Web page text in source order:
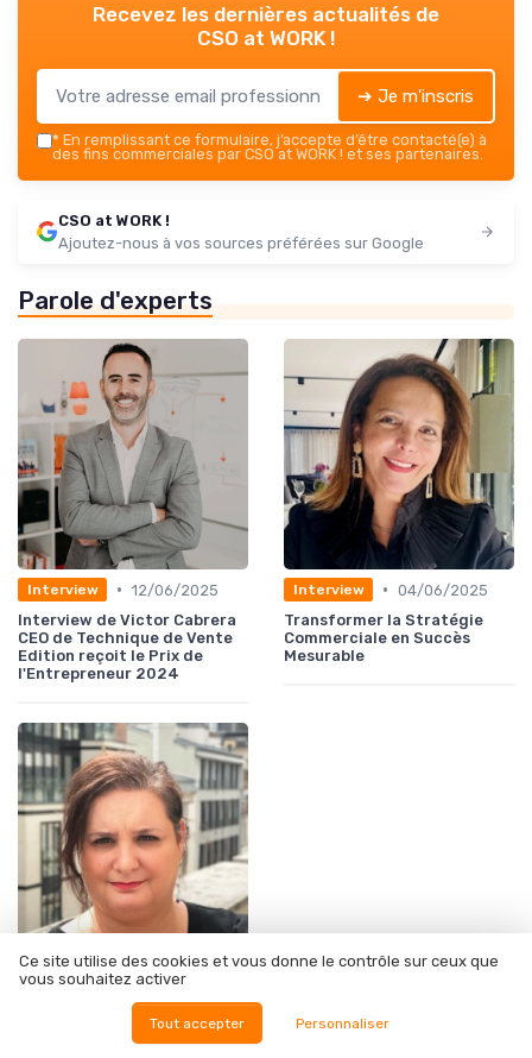
Recevez les dernières actualités de
CSO at WORK !
➔ Je m'inscris
* En remplissant ce formulaire, j’accepte d’être contacté(e) à
des fins commerciales par CSO at WORK ! et ses partenaires.
CSO at WORK !
Ajoutez-nous à vos sources préférées sur Google
Parole d'experts
Interview • 12/06/2025
Interview de Victor Cabrera
CEO de Technique de Vente
Edition reçoit le Prix de
l'Entrepreneur 2024
Interview • 04/06/2025
Transformer la Stratégie
Commerciale en Succès
Mesurable
Interview •
12/06/2025
FOCUS SUR - Le marketing
d'influence, vraie ou fausse
opportunité pour le e-
Ce site utilise des cookies et vous donne le contrôle sur ceux que
vous souhaitez activer
Tout accepter Personnaliser